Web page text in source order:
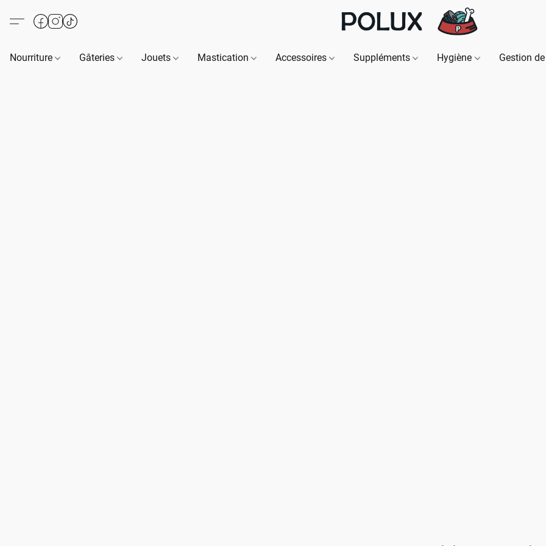
Nourriture Gâteries Jouets Mastication Accessoires Suppléments Hygiène Gestion